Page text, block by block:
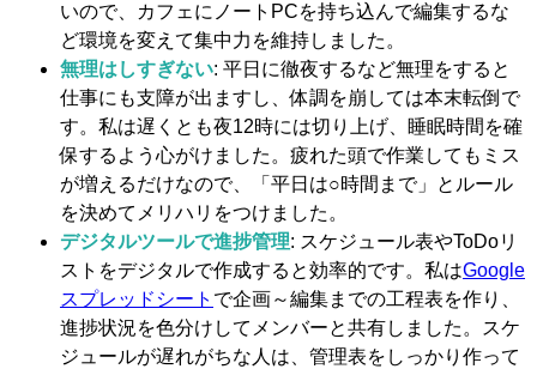
いので、カフェにノートPCを持ち込んで編集するな
ど環境を変えて集中力を維持しました。
無理はしすぎない: 平日に徹夜するなど無理をすると
仕事にも支障が出ますし、体調を崩しては本末転倒で
す。私は遅くとも夜12時には切り上げ、睡眠時間を確
保するよう心がけました。疲れた頭で作業してもミス
が増えるだけなので、「平日は○時間まで」とルール
を決めてメリハリをつけました。
デジタルツールで進捗管理: スケジュール表やToDoリ
ストをデジタルで作成すると効率的です。私はGoogle
スプレッドシート で企画～編集までの工程表を作り、
進捗状況を色分けしてメンバーと共有しました。スケ
ジュールが遅れがちな人は、管理表をしっかり作って